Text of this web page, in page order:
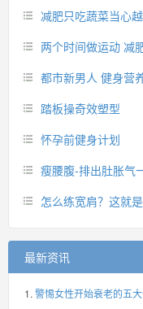
减肥只吃蔬菜当心
两个时间做运动 减
都市新男人 健身营
踏板操奇效塑型
怀孕前健身计划
瘦腰腹-排出肚胀气
怎么练宽肩？这就是
最新资讯
警惕女性开始衰老的五